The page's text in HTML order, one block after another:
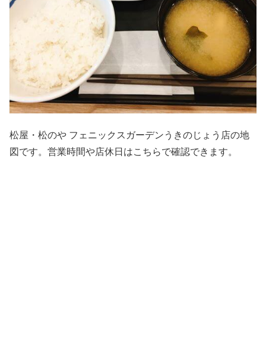
松屋・松のや フェニックスガーデンうきのじょう店の地
図です。営業時間や店休日はこちらで確認できます。